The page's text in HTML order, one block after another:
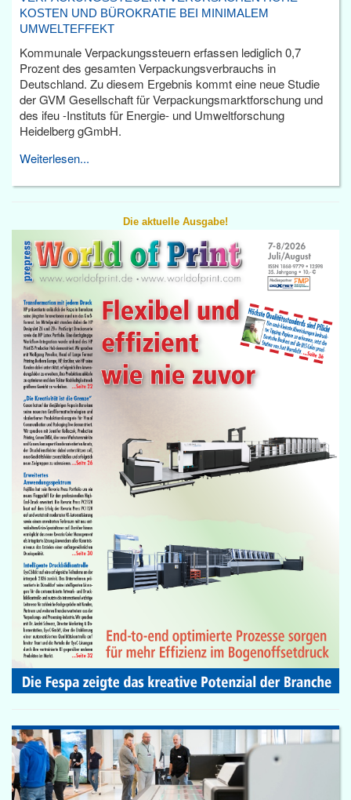
KOSTEN UND BÜROKRATIE BEI MINIMALEM
UMWELTEFFEKT
Kommunale Verpackungssteuern erfassen lediglich 0,7
Prozent des gesamten Verpackungsverbrauchs in
Deutschland. Zu diesem Ergebnis kommt eine neue Studie
der GVM Gesellschaft für Verpackungsmarktforschung und
des ifeu -Instituts für Energie- und Umweltforschung
Heidelberg gGmbH.
Weiterlesen...
Die aktuelle Ausgabe!